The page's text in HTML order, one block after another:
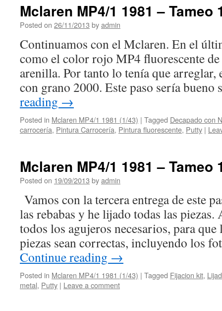
Mclaren MP4/1 1981 – Tameo
Posted on 26/11/2013 byadmin
Continuamos con el Mclaren. En el
como el color rojo MP4 fluorescente
arenilla. Por tanto lo tenía que arreglar,
con grano 2000. Este paso sería
reading →
Posted in Mclaren MP4/1 1981 (1/43) | Tagged Decapado con
carrocería, Pintura Carrocería, Pintura fluorescente, Putty |
Mclaren MP4/1 1981 – Tameo
Posted on 19/09/2013 byadmin
Vamos con la tercera entrega de este
las rebabas y he lijado todas las piezas.
todos los agujeros necesarios, para que
piezas sean correctas, incluyendo los
Continue reading →
Posted in Mclaren MP4/1 1981 (1/43) | Tagged Fijacion kit,
metal, Putty | Leave a comment